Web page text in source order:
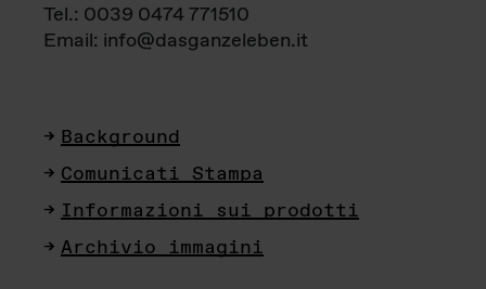
Tel.: 0039 0474 771510
Email: info@dasganzeleben.it
Background
Comunicati Stampa
Informazioni sui prodotti
Archivio immagini